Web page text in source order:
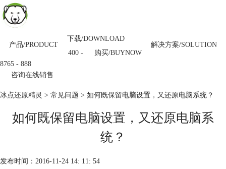
产品/PRODUCT 解决方案/SOLUTION
下载/DOWNLOAD
购买/BUYNOW
400 -
8765 - 888
咨询在线销售
冰点还原精灵 > 常见问题 > 如何既保留电脑设置，又还原电脑系统？
如何既保留电脑设置，又还原电脑系
统？
发布时间：2016-11-24 14: 11: 54